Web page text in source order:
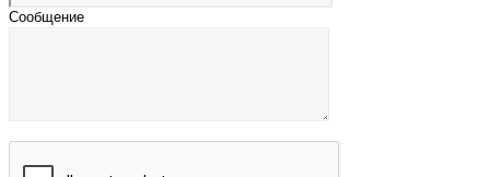
Сообщение